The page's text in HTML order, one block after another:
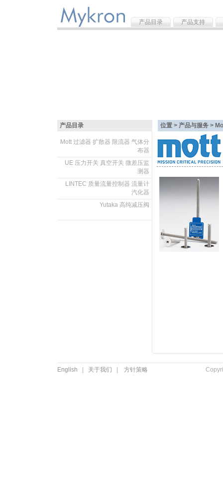
产品目录 产品支持
产品目录 位置 > 产品与服务 >
Mott 过滤器 扩散器 限流器 气体分
布器
UE 压力开关 真空开关 微差压监
测器
LINTEC 质量流量控制器 流量计
汽化器
Yutaka 高纯减压阀
English 关于我们 方针策略